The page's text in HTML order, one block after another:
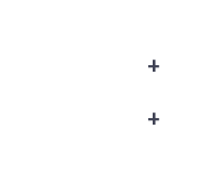
+
+